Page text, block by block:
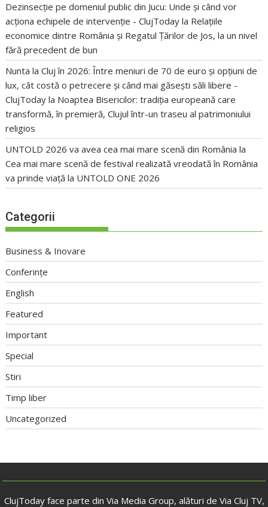
Dezinsecție pe domeniul public din Jucu: Unde și când vor
acționa echipele de intervenție - ClujToday la Relațiile
economice dintre România și Regatul Țărilor de Jos, la un nivel
fără precedent de bun
Nunta la Cluj în 2026: Între meniuri de 70 de euro și opțiuni de
lux, cât costă o petrecere și când mai găsești săli libere -
ClujToday la Noaptea Bisericilor: tradiția europeană care
transformă, în premieră, Clujul într-un traseu al patrimoniului
religios
UNTOLD 2026 va avea cea mai mare scenă din România la
Cea mai mare scenă de festival realizată vreodată în România
va prinde viață la UNTOLD ONE 2026
Categorii
Business & Inovare
Conferințe
English
Featured
Important
Special
Stiri
Timp liber
Uncategorized
ClujToday face parte din Via Media Group, alături de Via Cluj TV,